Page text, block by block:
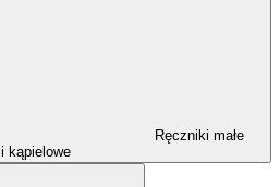
Ręczniki małe
i kąpielowe